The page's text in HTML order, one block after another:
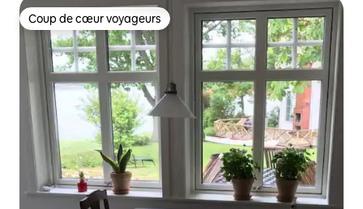
Coup de cœur voyageurs
Coup de cœur voyageurs